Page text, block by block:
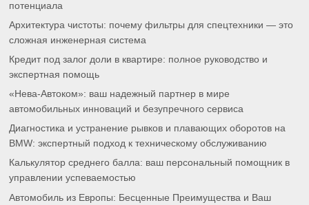
потенциала
Архитектура чистоты: почему фильтры для спецтехники — это
сложная инженерная система
Кредит под залог доли в квартире: полное руководство и
экспертная помощь
«Нева-Автоком»: ваш надежный партнер в мире
автомобильных инноваций и безупречного сервиса
Диагностика и устранение рывков и плавающих оборотов на
BMW: экспертный подход к техническому обслуживанию
Калькулятор среднего балла: ваш персональный помощник в
управлении успеваемостью
Автомобиль из Европы: Бесценные Преимущества и Ваш